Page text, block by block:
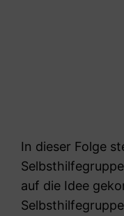
In dieser Folge
auf die Idee